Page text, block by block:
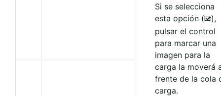
Si se selecciona
esta opción (M),
pulsar el control
para marcar una
imagen para la
carga la moverá
frente de la cola
carga.